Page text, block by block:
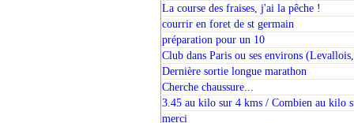
La course des fraises, j'ai la pêche !
courrir en foret de st germain
préparation pour un 10
Club dans Paris ou ses environs
Dernière sortie longue marathon
Cherche chaussure...
3.45 au kilo sur 4 kms / Combien au kilo
merci